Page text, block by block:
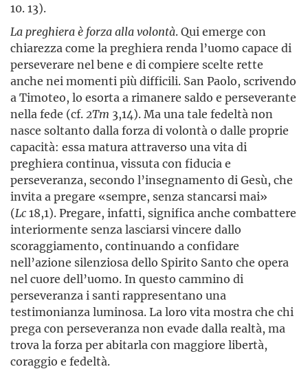
10. 13).
La preghiera è forza alla volontà. Qui emerge con
chiarezza come la preghiera renda l’uomo capace di
perseverare nel bene e di compiere scelte rette
anche nei momenti più difficili. San Paolo, scrivendo
a Timoteo, lo esorta a rimanere saldo e perseverante
nella fede (cf. 2Tm 3,14). Ma una tale fedeltà non
nasce soltanto dalla forza di volontà o dalle proprie
capacità: essa matura attraverso una vita di
preghiera continua, vissuta con fiducia e
perseveranza, secondo l’insegnamento di Gesù, che
invita a pregare «sempre, senza stancarsi mai»
(Lc18,1). Pregare, infatti, significa anche combattere
interiormente senza lasciarsi vincere dallo
scoraggiamento, continuando a confidare
nell’azione silenziosa dello Spirito Santo che opera
nel cuore dell’uomo. In questo cammino di
perseveranza i santi rappresentano una
testimonianza luminosa. La loro vita mostra che chi
prega con perseveranza non evade dalla realtà, ma
trova la forza per abitarla con maggiore libertà,
coraggio e fedeltà.